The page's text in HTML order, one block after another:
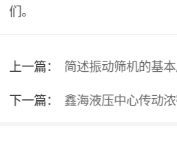
们。
上一篇：
简述振动筛机的基
下一篇：
鑫海液压中心传动